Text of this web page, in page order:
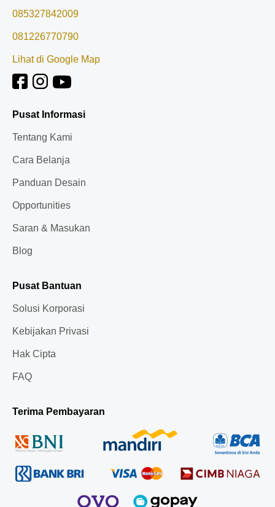
085327842009
081226770790
Lihat di Google Map
Pusat Informasi
Tentang Kami
Cara Belanja
Panduan Desain
Opportunities
Saran & Masukan
Blog
Pusat Bantuan
Solusi Korporasi
Kebijakan Privasi
Hak Cipta
FAQ
Terima Pembayaran